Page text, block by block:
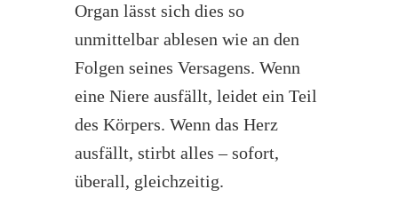
Organ lässt sich dies so
unmittelbar ablesen wie an den
Folgen seines Versagens. Wenn
eine Niere ausfällt, leidet ein Teil
des Körpers. Wenn das Herz
ausfällt, stirbt alles – sofort,
überall, gleichzeitig.